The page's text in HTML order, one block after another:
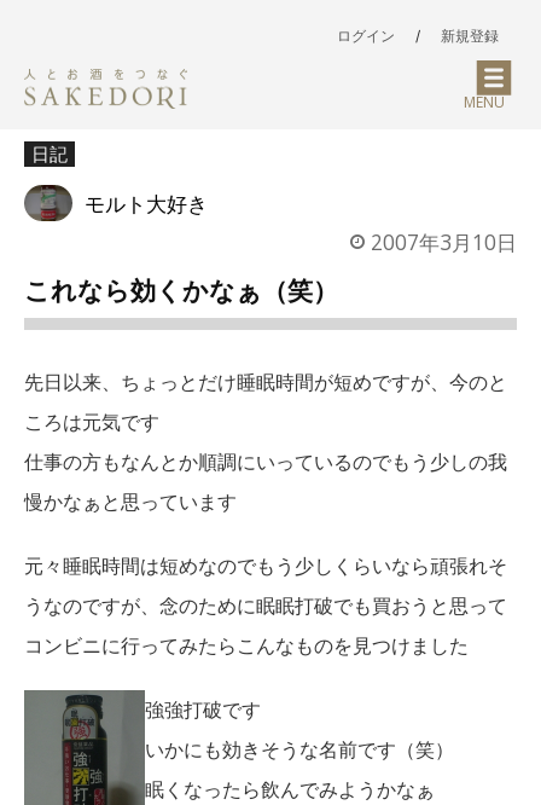
ログイン / 新規登録
MENU
日記
モルト大好き
2007年3月10日
これなら効くかなぁ（笑）
先日以来、ちょっとだけ睡眠時間が短めですが、今のと
ころは元気です
仕事の方もなんとか順調にいっているのでもう少しの我
慢かなぁと思っています
元々睡眠時間は短めなのでもう少しくらいなら頑張れそ
うなのですが、念のために眠眠打破でも買おうと思って
コンビニに行ってみたらこんなものを見つけました
強強打破です
いかにも効きそうな名前です（笑）
眠くなったら飲んでみようかなぁ